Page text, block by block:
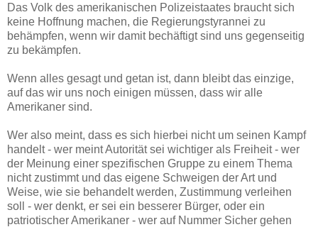
Das Volk des amerikanischen Polizeistaates braucht sich
keine Hoffnung machen, die Regierungstyrannei zu
behämpfen, wenn wir damit bechäftigt sind uns gegenseitig
zu bekämpfen.
Wenn alles gesagt und getan ist, dann bleibt das einzige,
auf das wir uns noch einigen müssen, dass wir alle
Amerikaner sind.
Wer also meint, dass es sich hierbei nicht um seinen Kampf
handelt - wer meint Autorität sei wichtiger als Freiheit - wer
der Meinung einer spezifischen Gruppe zu einem Thema
nicht zustimmt und das eigene Schweigen der Art und
Weise, wie sie behandelt werden, Zustimmung verleihen
soll - wer denkt, er sei ein besserer Bürger, oder ein
patriotischer Amerikaner - wer auf Nummer Sicher gehen